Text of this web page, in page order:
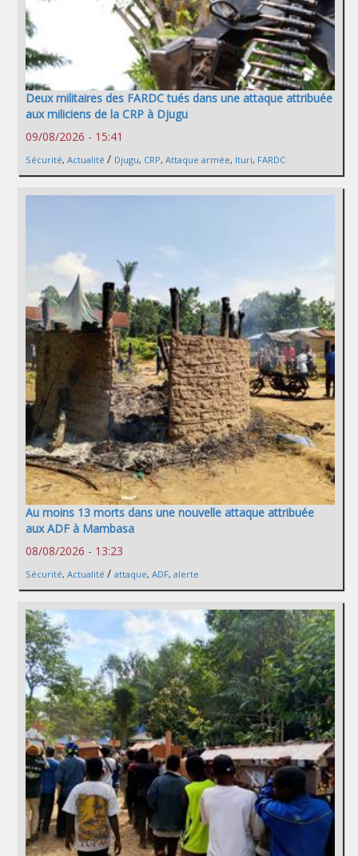
Deux militaires des FARDC tués dans une attaque attribuée
aux miliciens de la CRP à Djugu
09/08/2026 - 15:41
Sécurité, Actualité / Djugu, CRP, Attaque armée, Ituri, FARDC
Au moins 13 morts dans une nouvelle attaque attribuée
aux ADF à Mambasa
08/08/2026 - 13:23
Sécurité, Actualité / attaque, ADF, alerte